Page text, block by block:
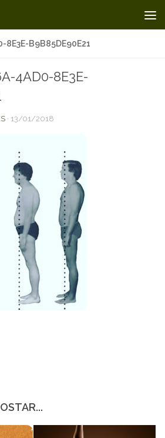
8E3E-B9B85DE90E21
4AD0-8E3E-
· 13/01/2018